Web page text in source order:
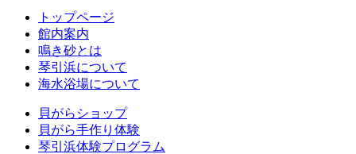
トップページ
館内案内
鳴き砂とは
琴引浜について
海水浴場について
貝がらショップ
貝がら手作り体験
琴引浜体験プログラム